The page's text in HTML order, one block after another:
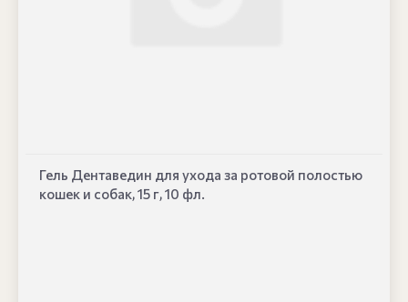
Гель Дентаведин для ухода за ротовой полостью
кошек и собак, 15 г, 10 фл.